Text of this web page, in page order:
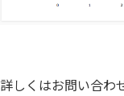
詳しくはお問い合わ